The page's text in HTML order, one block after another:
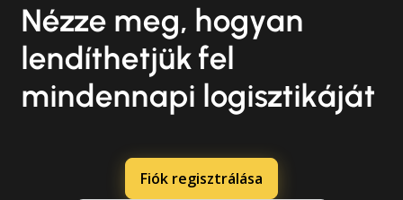
Nézze meg, hogyan
lendíthetjük fel
mindennapi logisztikáját
Fiók regisztrálása